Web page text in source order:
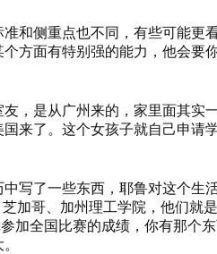
和侧重点也不同，有些可能
方面有特别强的能力，他会
，是从广州来的，家里面其
来了。这个女孩子就自己申
写了一些东西，耶鲁对这个
加哥、加州理工学院，他们就
加全国比赛的成绩，你有那个